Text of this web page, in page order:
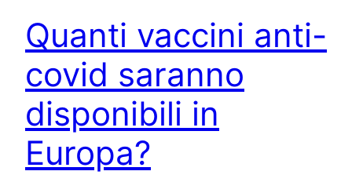
Quanti vaccini anti-
covid saranno
disponibili in
Europa?